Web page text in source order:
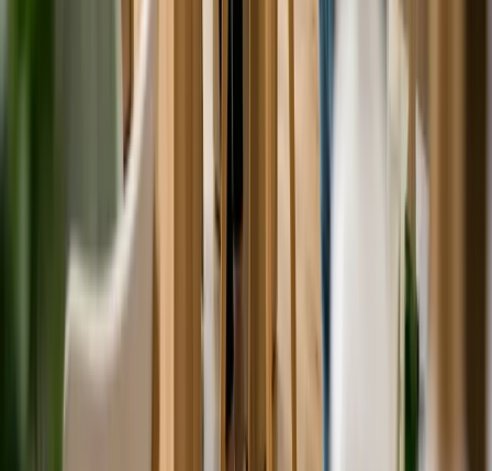
Salon làm tóc, làm móng ở Úc: Giá cả thế nào?